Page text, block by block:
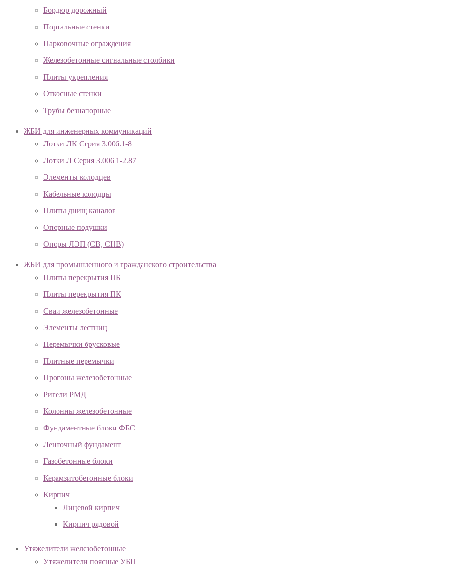
Бордюр дорожный
Портальные стенки
Парковочные ограждения
Железобетонные сигнальные столбики
Плиты укрепления
Откосные стенки
Трубы безнапорные
ЖБИ для инженерных коммуникаций
Лотки ЛК Серия 3.006.1-8
Лотки Л Серия 3.006.1-2.87
Элементы колодцев
Кабельные колодцы
Плиты днищ каналов
Опорные подушки
Опоры ЛЭП (СВ, СНВ)
ЖБИ для промышленного и гражданского строительства
Плиты перекрытия ПБ
Плиты перекрытия ПК
Сваи железобетонные
Элементы лестниц
Перемычки брусковые
Плитные перемычки
Прогоны железобетонные
Ригели РМД
Колонны железобетонные
Фундаментные блоки ФБС
Ленточный фундамент
Газобетонные блоки
Керамзитобетонные блоки
Кирпич
Лицевой кирпич
Кирпич рядовой
Утяжелители железобетонные
Утяжелители поясные УБП